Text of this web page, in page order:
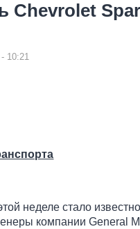
Chevrolet
10:21
неделе стало
компании General